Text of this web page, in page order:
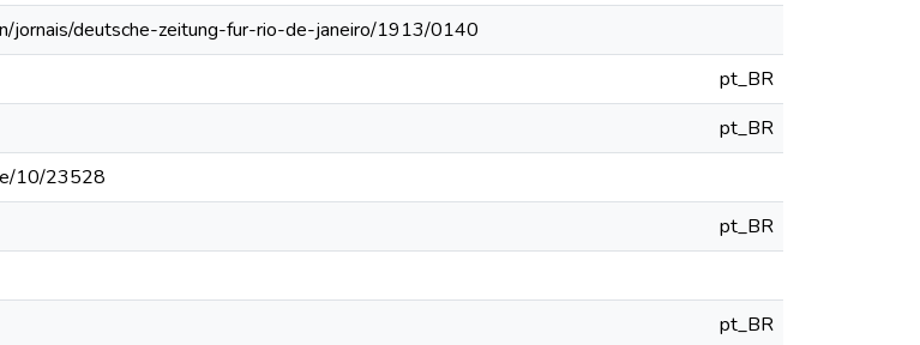
jornais/deutsche-zeitung-fur-rio-de-janeiro/1913/0140
pt_BR
pt_BR
10/23528
pt_BR
pt_BR